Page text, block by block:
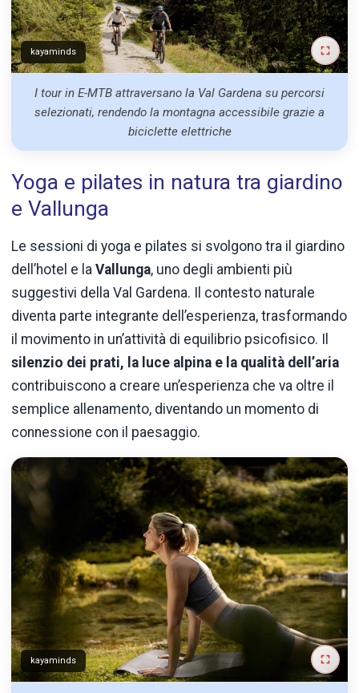
kayaminds
I tour in E-MTB attraversano la Val Gardena su percorsi
selezionati, rendendo la montagna accessibile grazie a
biciclette elettriche
Yoga e pilates in natura tra giardino
e Vallunga
Le sessioni di yoga e pilates si svolgono tra il giardino
dell’hotel e la Vallunga, uno degli ambienti più
suggestivi della Val Gardena. Il contesto naturale
diventa parte integrante dell’esperienza, trasformando
il movimento in un’attività di equilibrio psicofisico. Il
silenzio dei prati, la luce alpina e la qualità dell’aria
contribuiscono a creare un’esperienza che va oltre il
semplice allenamento, diventando un momento di
connessione con il paesaggio.
kayaminds